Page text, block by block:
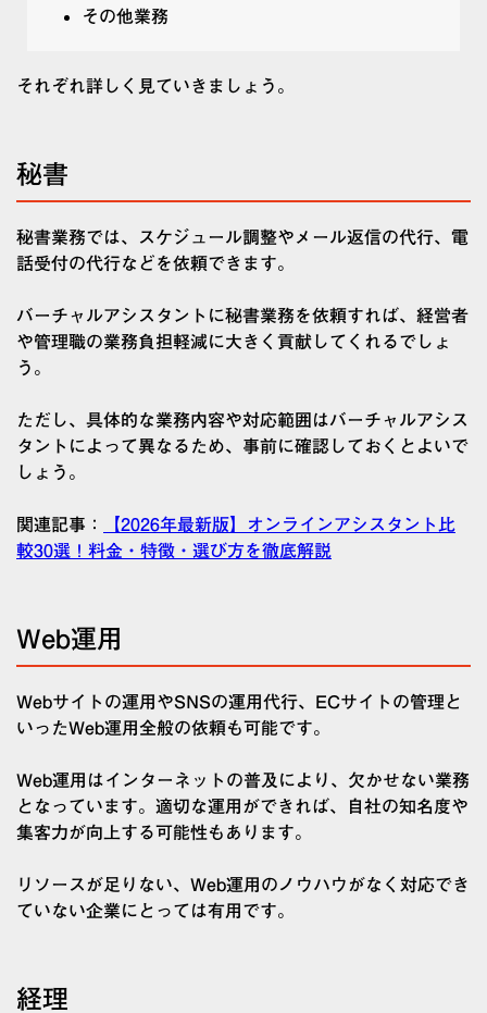
その他業務
それぞれ詳しく見ていきましょう。
秘書
秘書業務では、スケジュール調整やメール返信の代行、電
話受付の代行などを依頼できます。
バーチャルアシスタントに秘書業務を依頼すれば、経営者
や管理職の業務負担軽減に大きく貢献してくれるでしょ
う。
ただし、具体的な業務内容や対応範囲はバーチャルアシス
タントによって異なるため、事前に確認しておくとよいで
しょう。
関連記事：
【2026年最新版】オンラインアシスタント比
較30選！料金・特徴・選び方を徹底解説
Web運用
Webサイトの運用やSNSの運用代行、ECサイトの管理と
いったWeb運用全般の依頼も可能です。
Web運用はインターネットの普及により、欠かせない業務
となっています。適切な運用ができれば、自社の知名度や
集客力が向上する可能性もあります。
リソースが足りない、Web運用のノウハウがなく対応でき
ていない企業にとっては有用です。
経理